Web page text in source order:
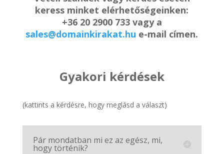
keress minket elérhetőségeinken:
+36 20 2900 733 vagy a
sales@domainkirakat.hu e-mail címen.
Gyakori kérdések
(kattints a kérdésre, hogy meglásd a választ)
Pár mondatban mi ez az egész, mi,
hogy történik?